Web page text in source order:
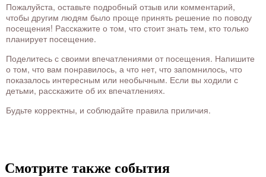
Пожалуйста, оставьте подробный отзыв или комментарий,
чтобы другим людям было проще принять решение по поводу
посещения! Расскажите о том, что стоит знать тем, кто только
планирует посещение.
Поделитесь с своими впечатлениями от посещения. Напишите
о том, что вам понравилось, а что нет, что запомнилось, что
показалось интересным или необычным. Если вы ходили с
детьми, расскажите об их впечатлениях.
Будьте корректны, и соблюдайте правила приличия.
Смотрите также события